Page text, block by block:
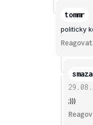
tommr
politicky
Reagovat
;)))